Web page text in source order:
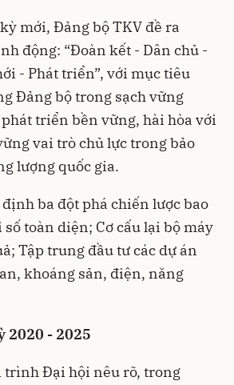
mới, Đảng bộ TKV đề ra
động: “Đoàn kết - Dân chủ -
- Phát triển”, với mục tiêu
Đảng bộ trong sạch vững
triển bền vững, hài hòa với
vai trò chủ lực trong bảo
lượng quốc gia.
ba đột phá chiến lược bao
toàn diện; Cơ cấu lại bộ máy
Tập trung đầu tư các dự án
khoáng sản, điện, năng
2020 - 2025
trình Đại hội nêu rõ, trong